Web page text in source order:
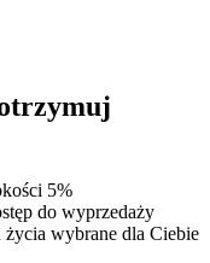
5%
do wyprzedaży
wybrane dla Ciebie